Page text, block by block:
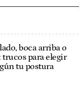
boca arriba o
trucos para elegir
tu postura